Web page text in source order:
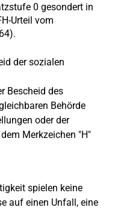
0 gesondert in
Urteil vom
der sozialen
Bescheid des
Behörde
oder der
Merkzeichen "H"
spielen keine
auf einen Unfall, eine